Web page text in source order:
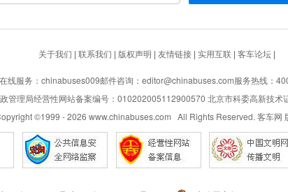
关于我们 | 联系我们 | 版权声明 | 友情链接| 实用互联| 客车论坛|
线服务：chinabuses009邮件咨询：editor@chinabuses.com服务热线：
管理局经营性网站备案编号：010202005112900570 北京市科委高新技术
©1999 -2026 www.chinabuses.com All Rights Reserved. 客车网